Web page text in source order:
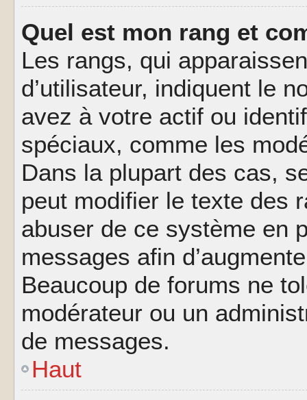
Quel est mon rang et
Les rangs, qui
d’utilisateur, indiquent le
avez à votre actif ou
spéciaux, comme les
Dans la plupart des cas,
peut modifier le texte des
abuser de ce système en
messages afin
Beaucoup de forums ne
modérateur ou un
de messages.
Haut